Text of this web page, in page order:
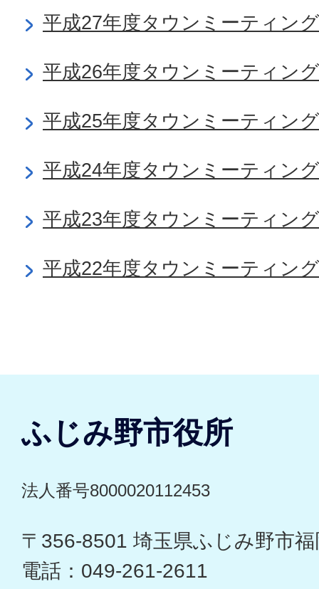
平成27年度タウンミーティング
平成26年度タウンミーティング
平成25年度タウンミーティング
平成24年度タウンミーティング
平成23年度タウンミーティング
平成22年度タウンミーティング
ふじみ野市役所
法人番号8000020112453
〒356-8501 埼玉県ふじみ野市
電話：049-261-2611